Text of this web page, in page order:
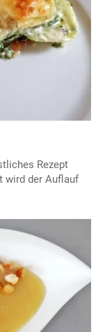
Rezept
wird der Auflauf